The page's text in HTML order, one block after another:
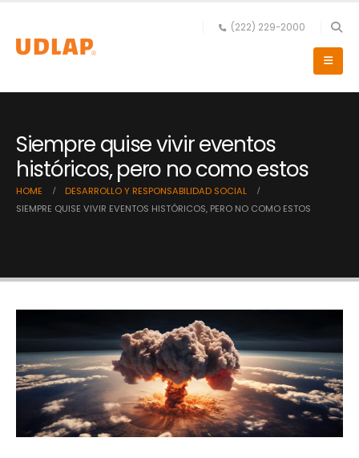
(222) 229-2000
Siempre quise vivir eventos
históricos, pero no como estos
HOME
DESARROLLO Y RESPONSABILIDAD SOCIAL
SIEMPRE QUISE VIVIR EVENTOS HISTÓRICOS, PERO NO COMO ESTOS